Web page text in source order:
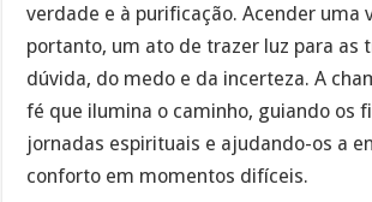
verdade e à purificação. Acender uma
portanto, um ato de trazer luz para as
dúvida, do medo e da incerteza. A
fé que ilumina o caminho, guiando os
jornadas espirituais e ajudando-os a
conforto em momentos difíceis.